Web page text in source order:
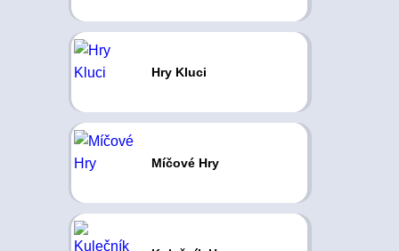
Hry Kluci
Míčové Hry